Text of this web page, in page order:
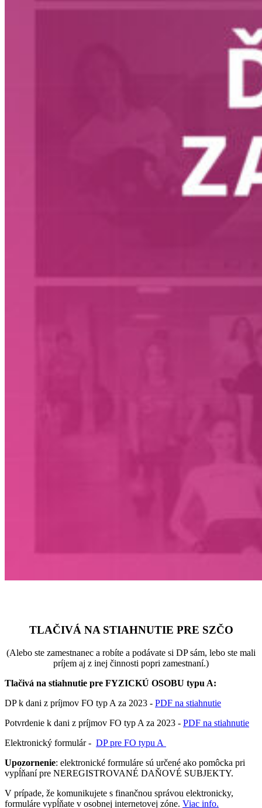
TLAČIVÁ NA STIAHNUTIE PRE SZČO
(Alebo ste zamestnanec a robíte a podávate si DP sám, lebo ste mali
príjem aj z inej činnosti popri zamestnaní.)
Tlačivá na stiahnutie pre FYZICKÚ OSOBU typu A:
DP k dani z príjmov FO typ A za 2023 - PDF na stiahnutie
Potvrdenie k dani z príjmov FO typ A za 2023 - PDF na stiahnutie
Elektronický formulár - DP pre FO typu A
Upozornenie: elektronické formuláre sú určené ako pomôcka pri
vypĺňaní pre NEREGISTROVANÉ DAŇOVÉ SUBJEKTY.
V prípade, že komunikujete s finančnou správou elektronicky,
formuláre vypĺňate v osobnej internetovej zóne. Viac info.